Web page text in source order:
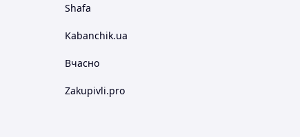
Shafa
Kabanchik.ua
Вчасно
Zakupivli.pro